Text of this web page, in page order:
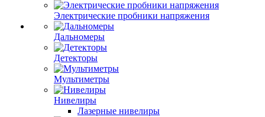
Электрические пробники напряжения
Дальномеры
Детекторы
Мультиметры
Нивелиры
Лазерные нивелиры